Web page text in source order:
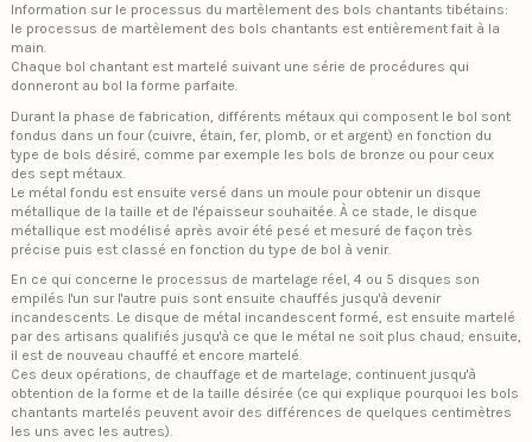
Information sur le processus du martèlement des bols chantants tibétains:
le processus de martèlement des bols chantants est entièrement fait à la
main.
Chaque bol chantant est martelé suivant une série de procédures qui
donneront au bol la forme parfaite.
Durant la phase de fabrication, différents métaux qui composent le bol sont
fondus dans un four (cuivre, étain, fer, plomb, or et argent) en fonction du
type de bols désiré, comme par exemple les bols de bronze ou pour ceux
des sept métaux.
Le métal fondu est ensuite versé dans un moule pour obtenir un disque
métallique de la taille et de l'épaisseur souhaitée. À ce stade, le disque
métallique est modélisé après avoir été pesé et mesuré de façon très
précise puis est classé en fonction du type de bol à venir.
En ce qui concerne le processus de martelage réel, 4 ou 5 disques son
empilés l'un sur l'autre puis sont ensuite chauffés jusqu'à devenir
incandescents. Le disque de métal incandescent formé, est ensuite martelé
par des artisans qualifiés jusqu'à ce que le métal ne soit plus chaud; ensuite,
il est de nouveau chauffé et encore martelé.
Ces deux opérations, de chauffage et de martelage, continuent jusqu'à
obtention de la forme et de la taille désirée (ce qui explique pourquoi les bols
chantants martelés peuvent avoir des différences de quelques centimètres
les uns avec les autres).